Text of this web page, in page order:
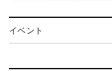
イベント